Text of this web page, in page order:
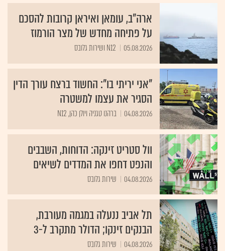
ארה"ב, עומאן ואיראן קרובות להסכם
על פתיחה מחדש של מצר הורמוז
05.08.2026 N12 ושירות גלובס
"אני יריתי בו": החשוד ברצח עורך הדין
הסגיר את עצמו למשטרה
04.08.2026 ברהנו טגניה ויולן כהן, N12
וול סטריט זינקה: הדוחות, השבבים
והנפט דחפו את המדדים לשיאים
04.08.2026 שירות גלובס
תל אביב ננעלה במגמה מעורבת,
הבנקים זינקו; הדולר מתקרב ל-3
04.08.2026 שירות גלובס